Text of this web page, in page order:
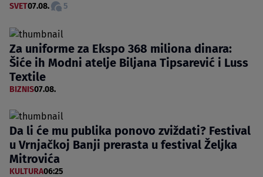
SVET07.08. 5
Za uniforme za Ekspo 368 miliona dinara:
Šiće ih Modni atelje Biljana Tipsarević i Luss
Textile
BIZNIS07.08.
Da li će mu publika ponovo zviždati? Festival
u Vrnjačkoj Banji prerasta u festival Željka
Mitrovića
KULTURA06:25